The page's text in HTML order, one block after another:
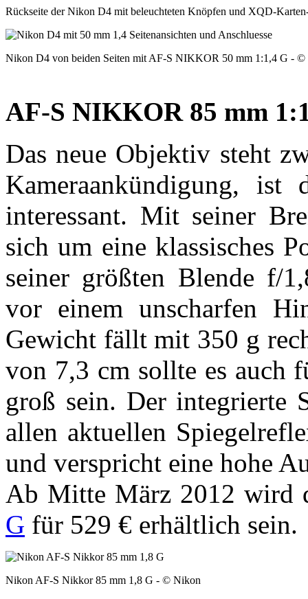
Rückseite der Nikon D4 mit beleuchteten Knöpfen und XQD-
Nikon D4 von beiden Seiten mit AF-S NIKKOR 50 mm 1:1,4 G -
AF-S NIKKOR 85 mm
Das neue Objektiv steht
Kameraankündigung, ist
interessant. Mit seiner
sich um eine klassisches
seiner größten Blende f/
vor einem unscharfen
Gewicht fällt mit 350 g
von 7,3 cm sollte es auch
groß sein. Der integrierte
allen aktuellen
und verspricht eine hohe
Ab Mitte März 2012 wird
G für 529 € erhältlich sein.
Nikon AF-S Nikkor 85 mm 1,8 G - © Nikon